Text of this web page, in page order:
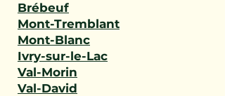
Brébeuf
Mont-Tremblant
Mont-Blanc
Ivry-sur-le-Lac
Val-Morin
Val-David